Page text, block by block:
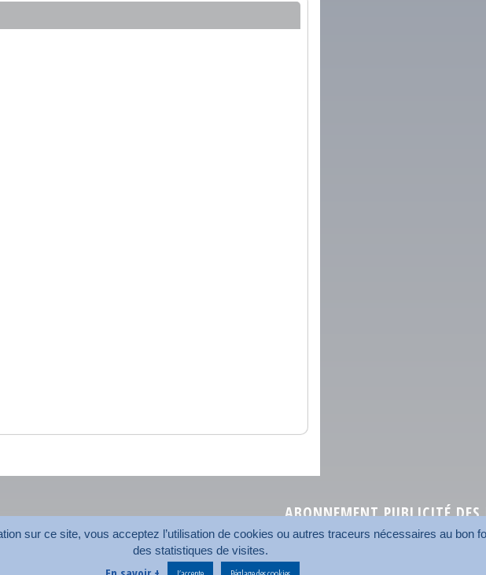
ABONNEMENT PUBLICITÉ DES
Plan du site
sur ce site, vous acceptez l’utilisation de cookies ou autres traceurs nécessaires au bon
des statistiques de visites.